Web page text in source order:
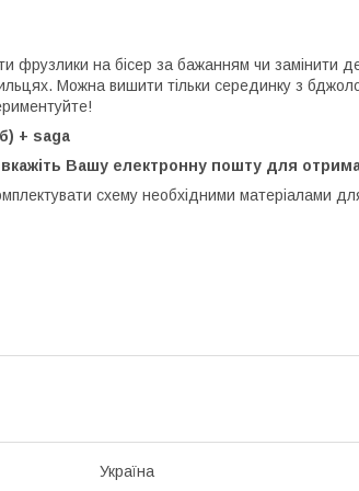
фрузлики на бісер за бажанням чи замінити
Можна вишити тільки серединку з
+ saga
Вашу електронну пошту для
схему необхідними матеріалами
Україна